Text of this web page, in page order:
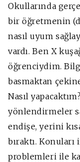
Okullarında
bir öğretmenin
nasıl uyum
vardı. Ben X
öğrenciydim.
basmaktan
Nasıl
yönlendirmeler
endişe, yerini
bıraktı.
problemleri ile